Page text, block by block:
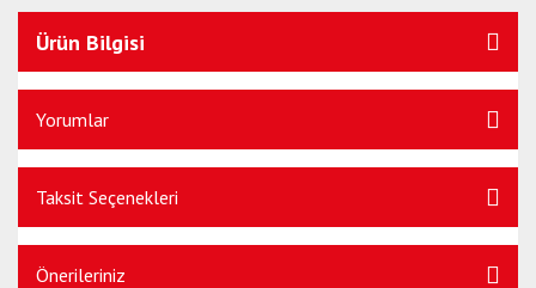
Ürün Bilgisi
Yorumlar
Taksit Seçenekleri
Önerileriniz